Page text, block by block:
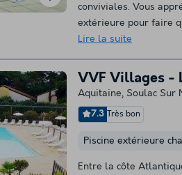
conviviales. Vous
extérieure pour faire
Lire la suite
VVF Villages -
Aquitaine, Soulac Sur
7.3 Très bon
Piscine extérieure
Entre la côte